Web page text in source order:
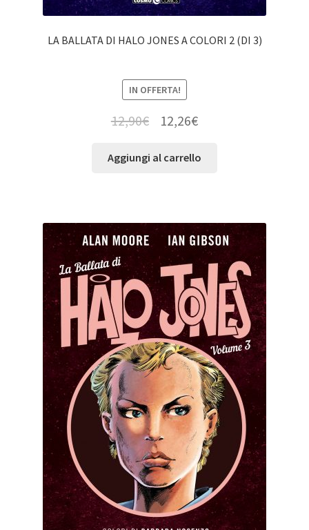
LA BALLATA DI HALO JONES A COLORI 2 (DI 3)
IN OFFERTA!
12,90€ 12,26€
Aggiungi al carrello